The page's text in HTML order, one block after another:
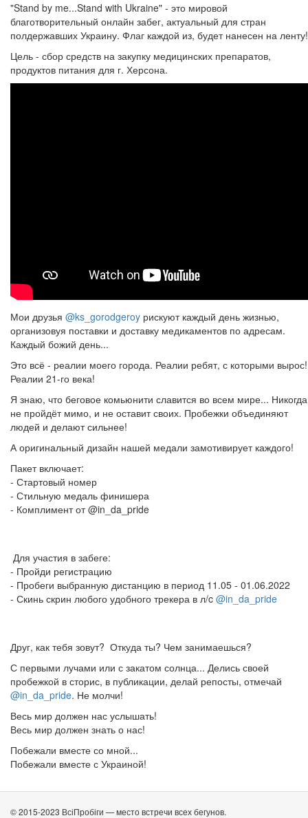
"Stand by me...Stand with Ukraine" - это мировой
благотворительный онлайн забег, актуальный для стран
полдержавших Украину. Флаг каждой из, будет нанесен на ленту!
Цель - сбор средств на закупку медицинских препаратов,
продуктов питания для г. Херсона.
Мои друзья @ks_gorodgeroy рискуют каждый день жизнью,
организовуя поставки и доставку медикаментов по адресам.
Каждый божий день...
Это всё - реалии моего города. Реалии ребят, с которыми вырос!
Реалии 21-го века!
Я знаю, что беговое комьюнити славится во всем мире... Никогда
не пройдёт мимо, и не оставит своих. Пробежки объединяют
людей и делают сильнее!
А оригинальный дизайн нашей медали замотивирует каждого!
Пакет включает:
- Стартовый номер
- Стильную медаль финишера
- Комплимент от
Для участия в забеге:
- Пройди регистрацию
​​​​​​​- Пробеги выбранную дистанцию в период 11.05 - 01.06.2022
- Скинь скрин любого удобного трекера в л/c @in_da_pride
Друг, как тебя зовут? Откуда ты? Чем занимаешься?
С первыми лучами или с закатом солнца... Делись своей
пробежкой в сторис, в публикации, делай репосты, отмечай
@in_da_pride. Не молчи!
Весь мир должен нас услышать!
Весь мир должен знать о нас!
Побежали вместе со мной...
Побежали вместе с Украиной!
© 2015-2023 ВсіПробіги — место встречи всех бегунов.